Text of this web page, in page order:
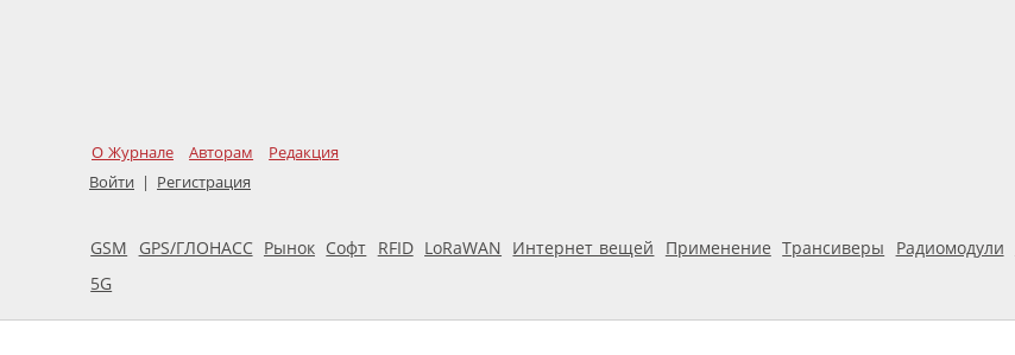
О Журнале Авторам
Редакция
Войти | Регистрация
GSM GPS/ГЛОНАСС Рынок Софт RFID LoRaWAN Интернет вещей Применение Трансиверы Радиомодули
5G